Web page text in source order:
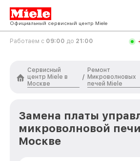
Официальный сервисный центр Miele
Работаем с 09:00 до 21:00
Сервисный
центр Miele в
Москве
/
Ремонт
Микроволновых
печей Miele
Замена платы
микроволновой
Москве